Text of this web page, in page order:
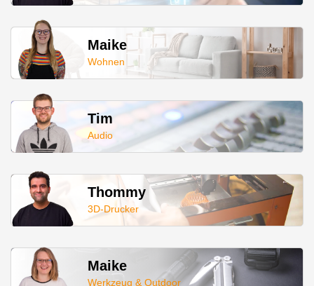
Maike
Wohnen
Tim
Audio
Thommy
3D-Drucker
Maike
Werkzeug & Outdoor